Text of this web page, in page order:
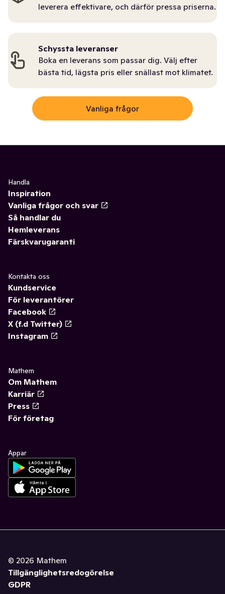
leverera effektivare, och därför pressa priserna.
Schyssta leveranser
Boka en leverans som passar dig. Välj efter
bästa tid, lägsta pris eller snällast mot klimatet.
Vanliga frågor
Handla
Inspiration
Vanliga frågor och svar
Så handlar du
Hemleverans
Färskvarugaranti
Kontakta oss
Kundservice
För leverantörer
Facebook
X (f.d Twitter)
Instagram
Mathem
Om Mathem
Karriär
Press
För företag
Appar
© 2026 Mathem
Tillgänglighetsredogörelse
GDPR